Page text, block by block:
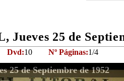
Jueves 25 de
Dvd:10 Nº Páginas:1/4
25 de Septiembre de 1952